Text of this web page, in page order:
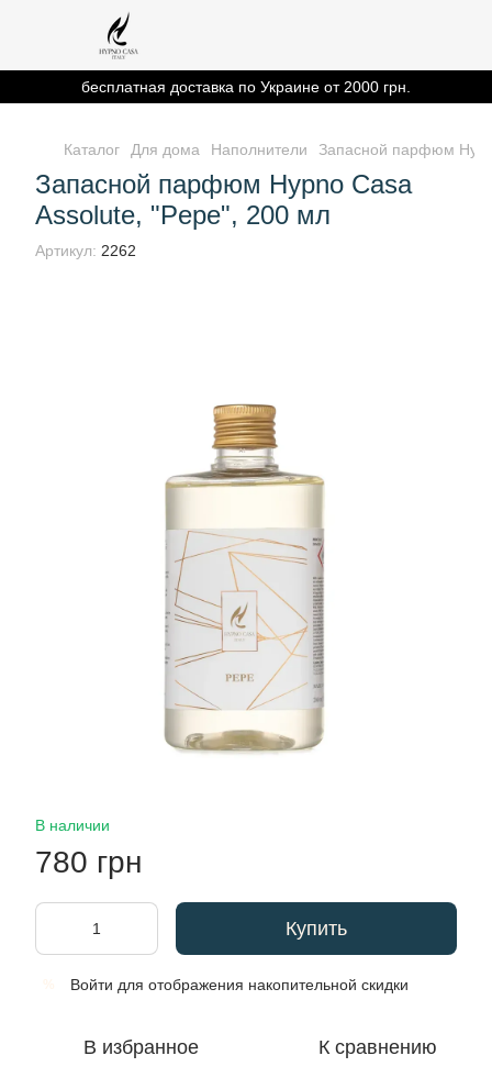
бесплатная доставка по Украине от 2000 грн.
Каталог Для дома Наполнители Запасной парфюм
Запасной парфюм Hypno Casa
Assolute, "Pepe", 200 мл
Артикул: 2262
В наличии
780 грн
Купить
Войти для отображения накопительной скидки
В избранное К сравнению